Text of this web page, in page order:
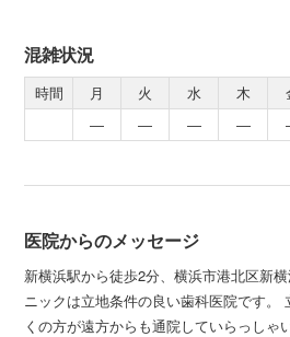
混雑状況
時間 月 火 水 木
―
― ― ―
医院からのメッセージ
新横浜駅から徒歩2分、横浜市港北区新
ニックは立地条件の良い歯科医院です。
くの方が遠方からも通院していらっしゃ